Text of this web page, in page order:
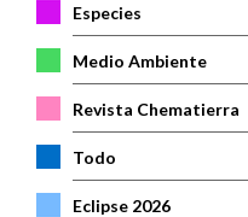
Especies
Medio Ambiente
Revista Chematierra
Todo
Eclipse 2026